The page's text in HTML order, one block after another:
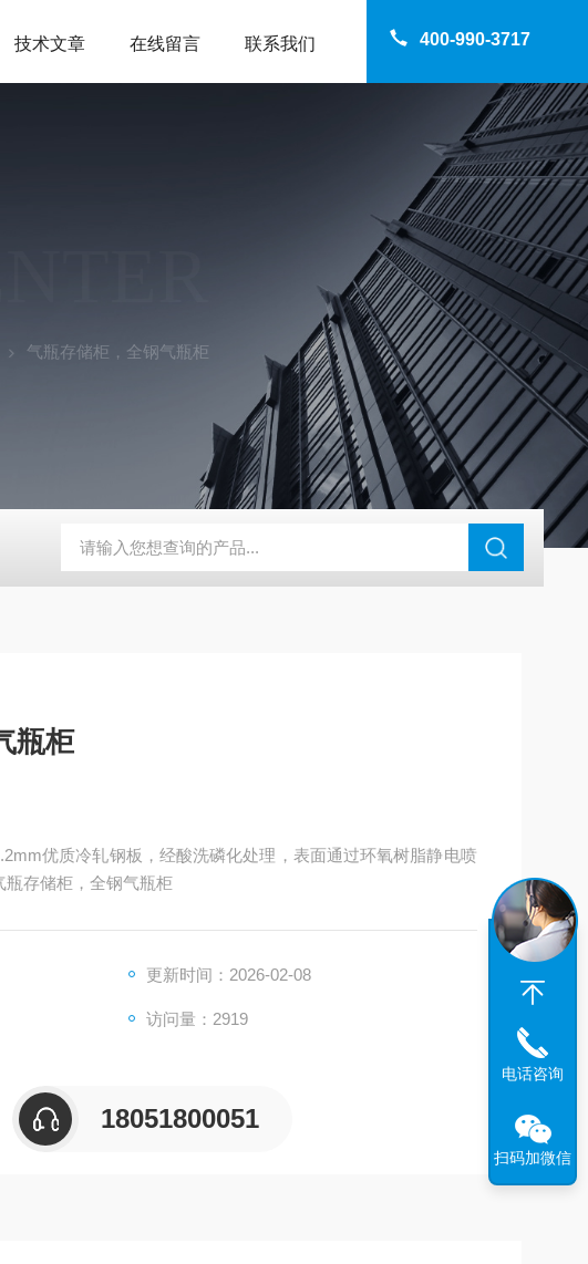
400-990-3717
技术文章 在线留言 联系我们
气瓶存储柜，全钢气瓶柜
，不锈钢干燥箱，烘箱控温范围300℃ DHG-9070B（70
瓶柜
优质冷轧钢板，经酸洗磷化处理，表面通过环氧树脂静电喷
存储柜，全钢气瓶柜
更新时间：2026-02-08
访问量：2919
18051800051
电话咨询
扫码加微信